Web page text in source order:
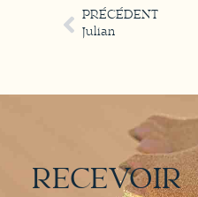
PRÉCÉDENT
Julian
RECEVOIR